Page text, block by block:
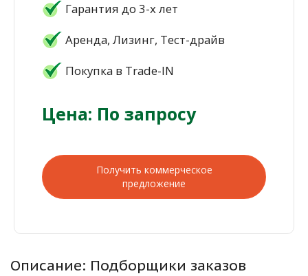
Гарантия до 3-х лет
Аренда, Лизинг, Тест-драйв
Покупка в Trade-IN
Цена: По запросу
Получить коммерческое
предложение
Описание: Подборщики заказов